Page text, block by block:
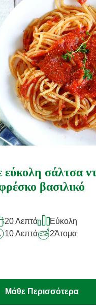
εύκολη σάλτσα
βασιλικό
20 Λεπτά
Εύκολη
10 Λεπτά
2Άτομα
Μάθε Περισσότερα